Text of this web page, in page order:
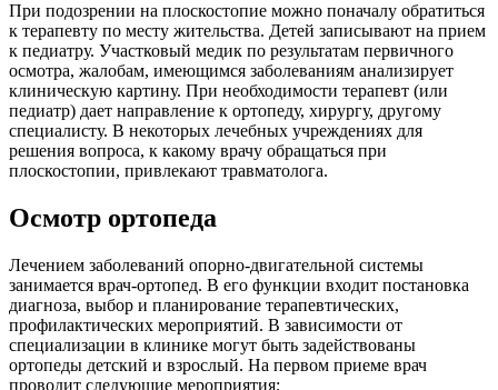
При подозрении на плоскостопие можно поначалу обратиться
к терапевту по месту жительства. Детей записывают на прием
к педиатру. Участковый медик по результатам первичного
осмотра, жалобам, имеющимся заболеваниям анализирует
клиническую картину. При необходимости терапевт (или
педиатр) дает направление к ортопеду, хирургу, другому
специалисту. В некоторых лечебных учреждениях для
решения вопроса, к какому врачу обращаться при
плоскостопии, привлекают травматолога.
Осмотр ортопеда
Лечением заболеваний опорно-двигательной системы
занимается врач-ортопед. В его функции входит постановка
диагноза, выбор и планирование терапевтических,
профилактических мероприятий. В зависимости от
специализации в клинике могут быть задействованы
ортопеды детский и взрослый. На первом приеме врач
проводит следующие мероприятия: